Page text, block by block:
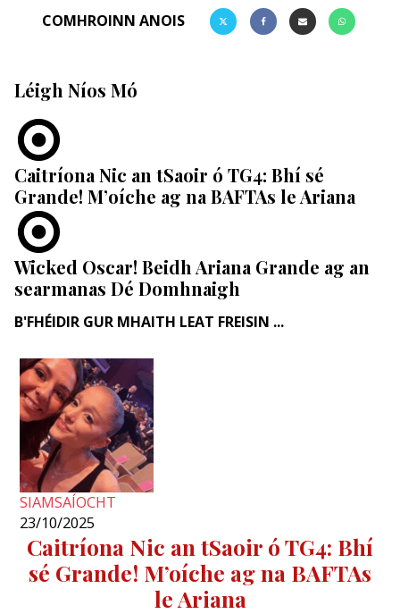
COMHROINN ANOIS
Léigh Níos Mó
Caitríona Nic an tSaoir ó TG4: Bhí sé
Grande! M’oíche ag na BAFTAs le Ariana
Wicked Oscar! Beidh Ariana Grande ag an
searmanas Dé Domhnaigh
B'FHÉIDIR GUR MHAITH LEAT FREISIN ...
SIAMSAÍOCHT
23/10/2025
Caitríona Nic an tSaoir ó TG4: Bhí
sé Grande! M’oíche ag na BAFTAs
le Ariana